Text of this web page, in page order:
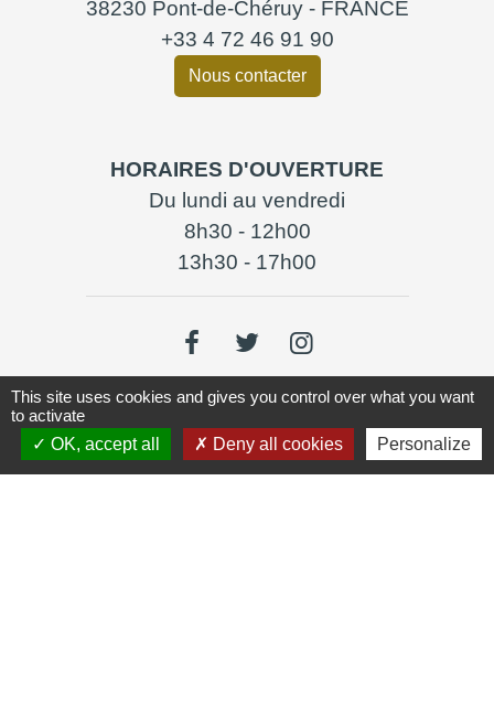
38230 Pont-de-Chéruy - FRANCE
+33 4 72 46 91 90
Nous contacter
HORAIRES D'OUVERTURE
Du lundi au vendredi
8h30 - 12h00
13h30 - 17h00
Liens
This site uses cookies and gives you control over what you want
to activate
OK, accept all
Deny all cookies Personalize